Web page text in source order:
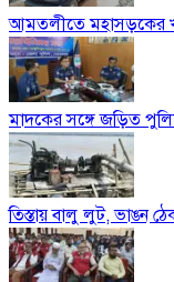
আমতলীতে মহাসড়কের
মাদকের সঙ্গে জড়িত
তিস্তায় বালু লুট, ভাঙন